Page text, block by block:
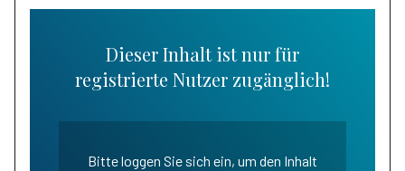
Dieser Inhalt ist nur für
registrierte Nutzer zugänglich!
Bitte loggen Sie sich ein, um den Inhalt